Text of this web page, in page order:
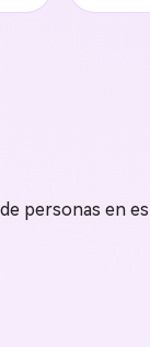
personas en